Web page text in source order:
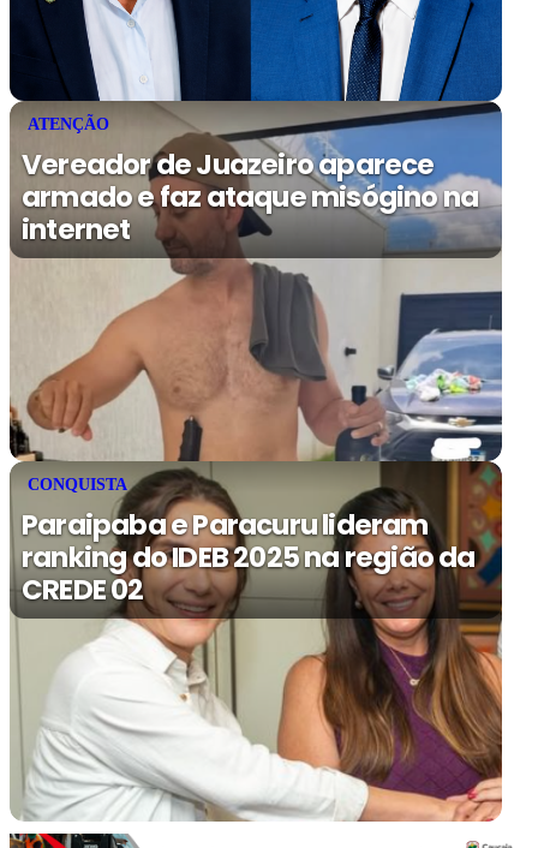
ATENÇÃO
Vereador de Juazeiro aparece
armado e faz ataque misógino na
internet
CONQUISTA
Paraipaba e Paracuru lideram
ranking do IDEB 2025 na região da
CREDE 02